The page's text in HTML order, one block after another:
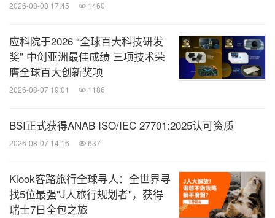
2026-08-08 17:45 1460
应科院于2026 “全球百大科技研发
奖” 中创亚洲最佳成绩 三项技术荣
膺全球百大创新奖项
2026-08-07 19:01 1186
BSI正式获得ANAB ISO/IEC 27701:2025认可资质
2026-08-07 14:16 637
Klook客路旅行全球寻人：全世界寻
找5位最强"J人旅行规划者"，获得
瑞士7日全包之旅